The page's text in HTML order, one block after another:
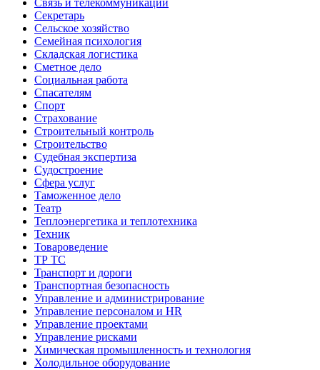
Связь и телекоммуникации
Секретарь
Сельское хозяйство
Семейная психология
Складская логистика
Сметное дело
Социальная работа
Спасателям
Спорт
Страхование
Строительный контроль
Строительство
Судебная экспертиза
Судостроение
Сфера услуг
Таможенное дело
Театр
Теплоэнергетика и теплотехника
Техник
Товароведение
ТР ТС
Транспорт и дороги
Транспортная безопасность
Управление и администрирование
Управление персоналом и HR
Управление проектами
Управление рисками
Химическая промышленность и технология
Холодильное оборудование